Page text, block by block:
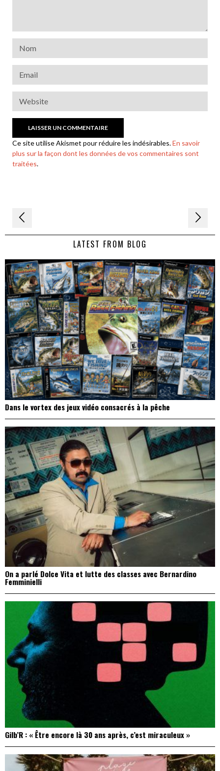
Ce site utilise Akismet pour réduire les indésirables.En savoir
plus sur la façon dont les données de vos commentaires sont
traitées.
Navigation
de LATEST FROM BLOG
Dans le vortex des jeux vidéo consacrés à la pêche
On a parlé Dolce Vita et lutte des classes avec Bernardino
Femminielli
Gilb’R : « Être encore là 30 ans après, c’est miraculeux »